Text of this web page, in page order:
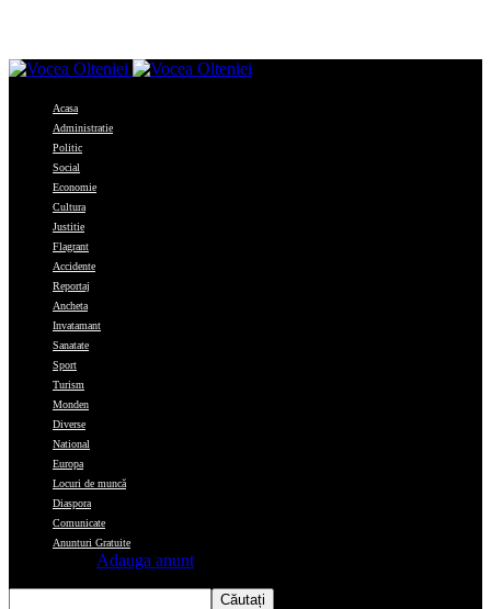
Acasa
Administratie
Politic
Social
Economie
Cultura
Justitie
Flagrant
Accidente
Reportaj
Ancheta
Invatamant
Sanatate
Sport
Turism
Monden
Diverse
National
Europa
Locuri de muncă
Diaspora
Comunicate
Anunturi Gratuite
Adauga anunt